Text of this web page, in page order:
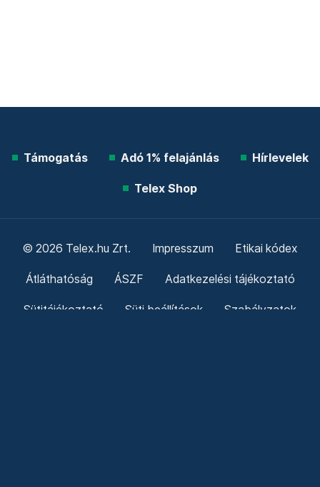
Támogatás Adó 1% felajánlás Hírlevelek
Telex Shop
© 2026 Telex.hu Zrt. Impresszum Etikai kódex
Átláthatóság ÁSZF Adatkezelési tájékoztató
Sütitájékoztató Süti beállítások Szabályzatok